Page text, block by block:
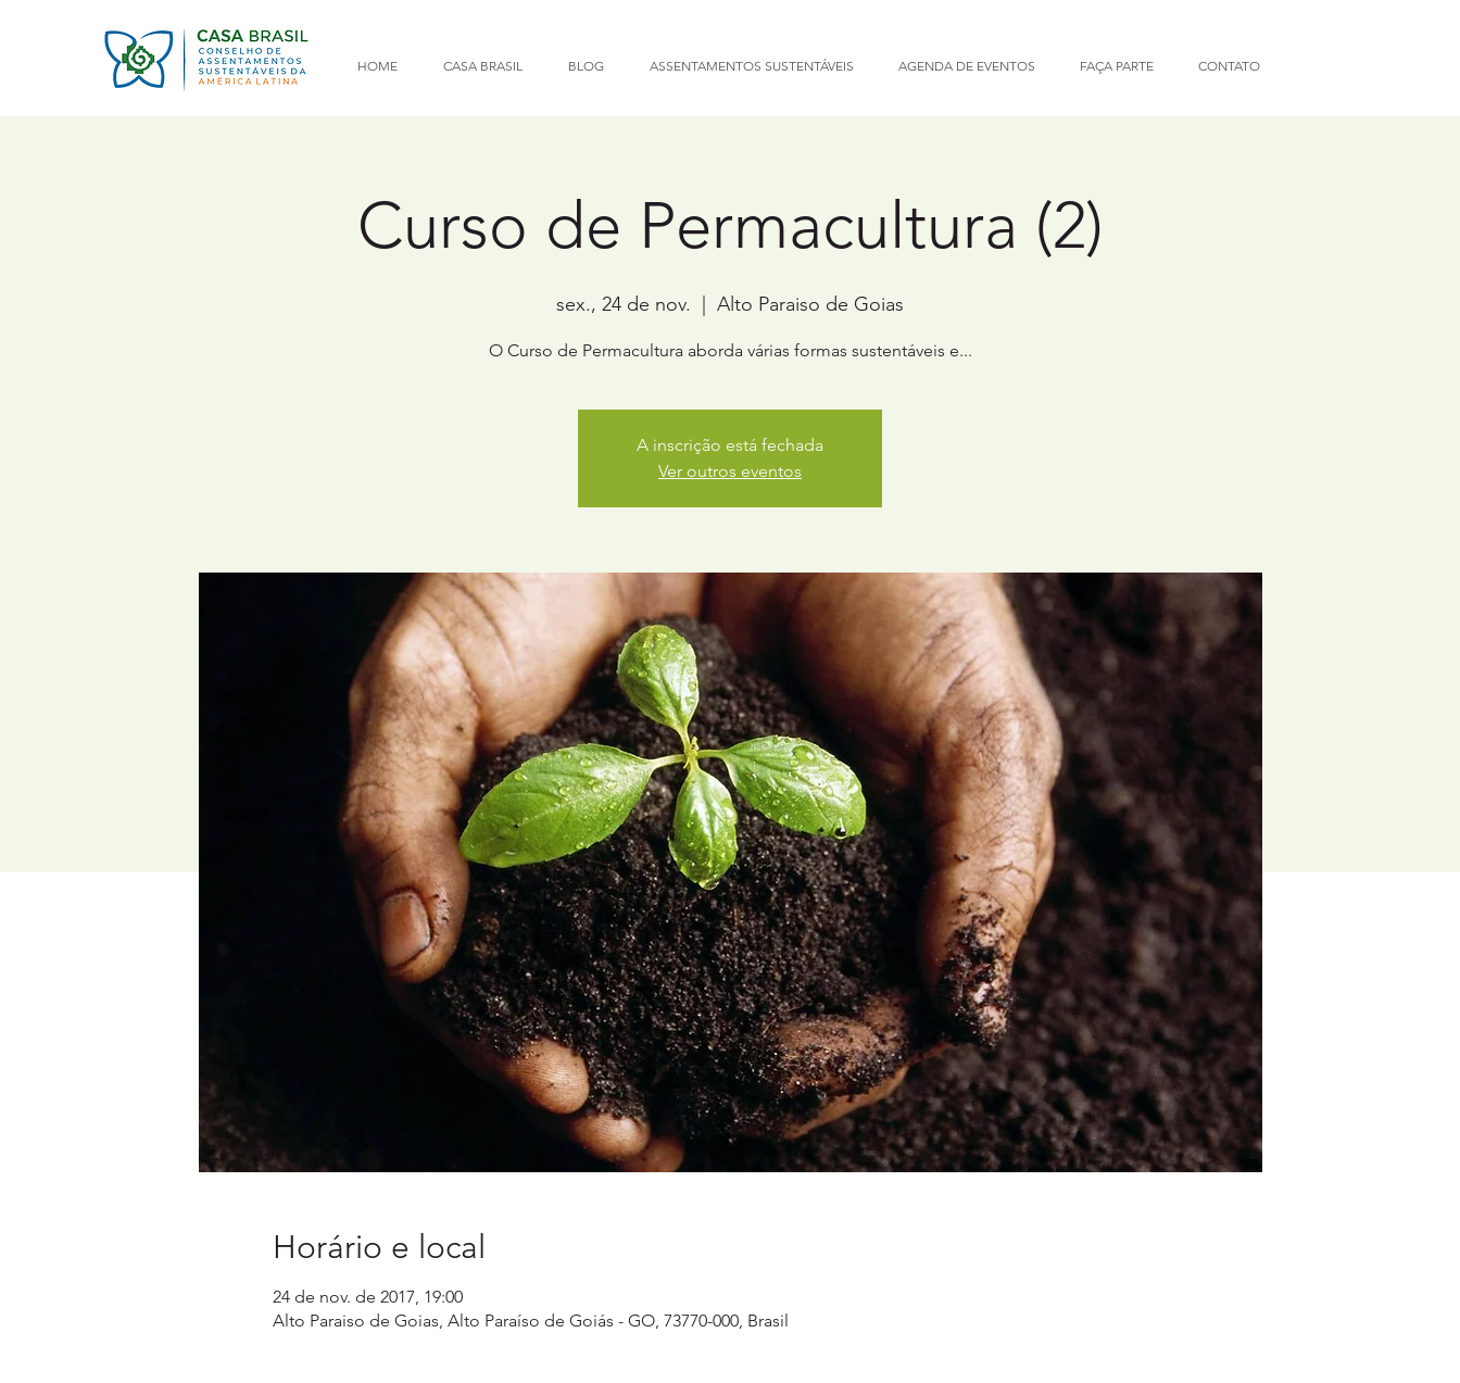
HOME CASA BRASIL BLOG ASSENTAMENTOS SUSTENTÁVEIS AGENDA DE EVENTOS FAÇA PARTE CONTATO
Curso de Permacultura (2)
sex., 24 de nov. Alto Paraiso de Goias
O Curso de Permacultura aborda várias formas sustentáveis e...
A inscrição está fechada
Ver outros eventos
Horário e local
24 de nov. de 2017, 19:00
Alto Paraiso de Goias, Alto Paraíso de Goiás - GO, 73770-000, Brasil